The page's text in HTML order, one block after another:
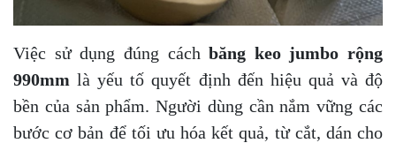
Việc sử dụng đúng cáchbăng keo jumbo rộng
990mm là yếu tố quyết định đến hiệu quả và độ
bền của sản phẩm. Người dùng cần nắm vững các
bước cơ bản để tối ưu hóa kết quả, từ cắt, dán cho